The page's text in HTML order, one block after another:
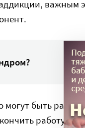
важным
могут быть
работу,